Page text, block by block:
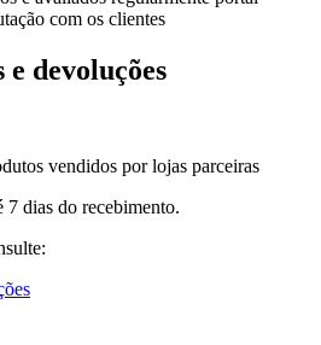
com os clientes
devoluções
vendidos por lojas parceiras
dias do recebimento.